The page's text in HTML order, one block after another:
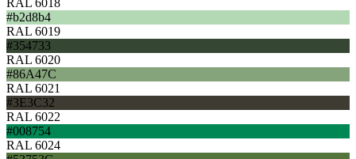
#b2d8b4
RAL 6019
#354733
RAL 6020
#86A47C
RAL 6021
#3E3C32
RAL 6022
#008754
RAL 6024